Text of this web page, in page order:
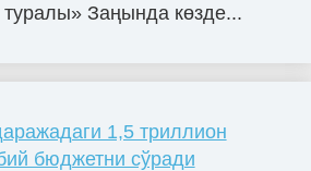
туралы» Заңында көзде...
1,5 триллион
бюджетни сўради